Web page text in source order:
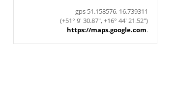
gps 51.158576, 16.739311
(+51° 9' 30.87", +16° 44' 21.52")
https://maps.google.com.